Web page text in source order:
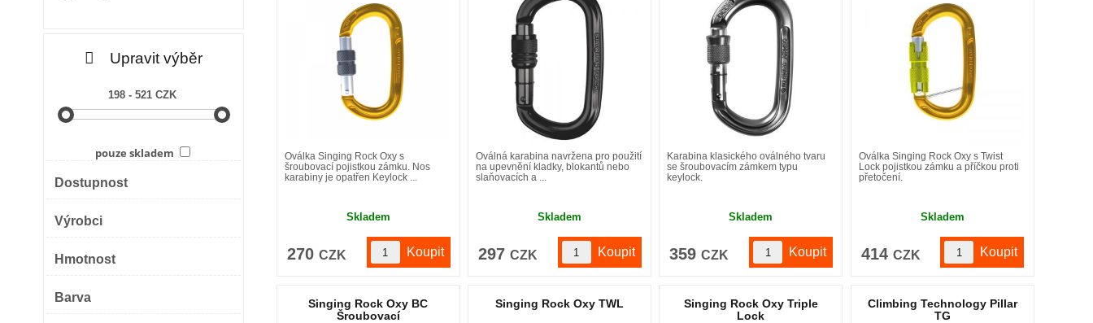
Oválka Singing Rock Oxy s
šroubovací pojistkou zámku. Nos
karabiny je opatřen Keylock ...
Skladem
270 CZK
Oválná karabina navržena pro použití
na upevnění kladky, blokantů nebo
slaňovacích a ...
Skladem
297CZK
Karabina klasického oválného tvaru
se šroubovacím zámkem typu
keylock.
Skladem
359CZK
Oválka Singing Rock Oxy s Twist
Lock pojistkou zámku a příčkou proti
přetočení.
Skladem
414 CZK
Singing Rock Oxy BC
Šroubovací
Singing Rock Oxy TWL
Singing Rock Oxy Triple
Lock
Climbing Technology Pillar
TG
Upravit výběr
198 - 521 CZK
pouze skladem
Dostupnost
Výrobci
Hmotnost
Barva